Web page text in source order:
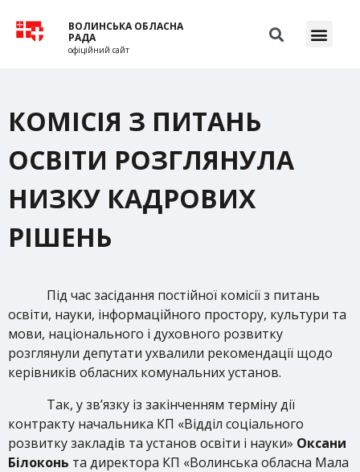
ВОЛИНСЬКА ОБЛАСНА
РАДА
офіційний сайт
КОМІСІЯ З ПИТАНЬ
ОСВІТИ РОЗГЛЯНУЛА
НИЗКУ КАДРОВИХ
РІШЕНЬ
Під час засідання постійної комісії з питань
освіти, науки, інформаційного простору, культури та
мови, національного і духовного розвитку
розглянули депутати ухвалили рекомендації щодо
керівників обласних комунальних установ.
Так, у зв’язку із закінченням терміну дії
контракту начальника КП «Відділ соціального
розвитку закладів та установ освіти і науки» Оксани
Білоконь та директора КП «Волинська обласна Мала